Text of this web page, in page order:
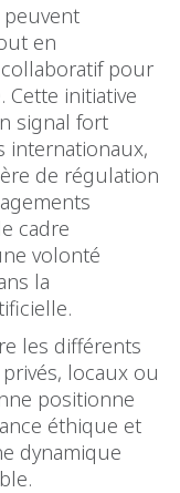
peuvent
en
pour
Cette initiative
signal fort
internationaux,
de régulation
cadre
volonté
la
les différents
locaux ou
positionne
éthique et
dynamique